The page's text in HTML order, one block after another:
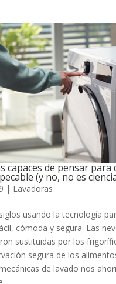
capaces de pensar para
(y no, no es
| Lavadoras
usando la tecnología
cómoda y segura. Las
sustituidas por los
segura de los
de lavado nos